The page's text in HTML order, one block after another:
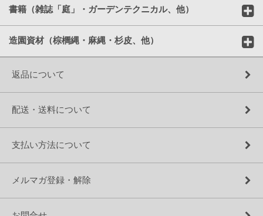
書籍（雑誌「庭」・ガーデンテクニカル、他）
造園資材（棕櫚縄・麻縄・杉皮、他）
返品について
配送・送料について
支払い方法について
メルマガ登録・解除